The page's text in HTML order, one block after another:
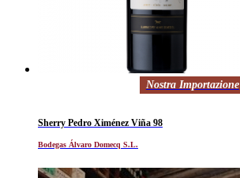
Nostra Importazione
Sherry Pedro Ximénez Viña 98
Bodegas Álvaro Domecq S.L.